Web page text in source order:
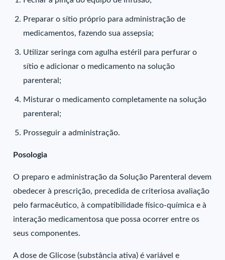
Preparar o sítio próprio para administração de
medicamentos, fazendo sua assepsia;
Utilizar seringa com agulha estéril para perfurar o
sítio e adicionar o medicamento na solução
parenteral;
Misturar o medicamento completamente na solução
parenteral;
Prosseguir a administração.
Posologia
O preparo e administração da Solução Parenteral devem
obedecer à prescrição, precedida de criteriosa avaliação
pelo farmacêutico, à compatibilidade físico-química e à
interação medicamentosa que possa ocorrer entre os
seus componentes.
A dose de Glicose (substância ativa) é variável e